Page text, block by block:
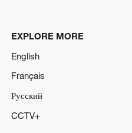
EXPLORE MORE
English
Français
Русский
CCTV+